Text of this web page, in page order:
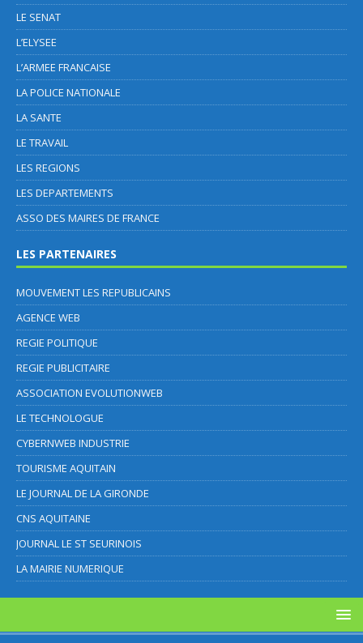
LE SENAT
L’ELYSEE
L’ARMEE FRANCAISE
LA POLICE NATIONALE
LA SANTE
LE TRAVAIL
LES REGIONS
LES DEPARTEMENTS
ASSO DES MAIRES DE FRANCE
LES PARTENAIRES
MOUVEMENT LES REPUBLICAINS
AGENCE WEB
REGIE POLITIQUE
REGIE PUBLICITAIRE
ASSOCIATION EVOLUTIONWEB
LE TECHNOLOGUE
CYBERNWEB INDUSTRIE
TOURISME AQUITAIN
LE JOURNAL DE LA GIRONDE
CNS AQUITAINE
JOURNAL LE ST SEURINOIS
LA MAIRIE NUMERIQUE